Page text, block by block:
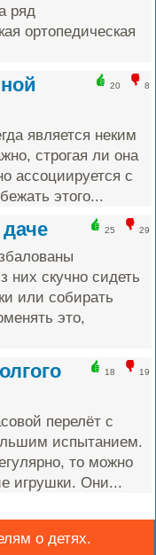
ряд
ортопедическая
20 8
является неким
строгая ли она
ассоциируется с
этого...
25 29
них скучно сидеть
или собирать
это,
18 19
перелёт с
испытанием.
то можно
игрушки. Они...
о детях.